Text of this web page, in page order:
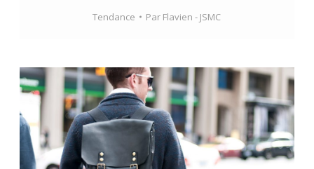
Tendance Par Flavien - JSMC